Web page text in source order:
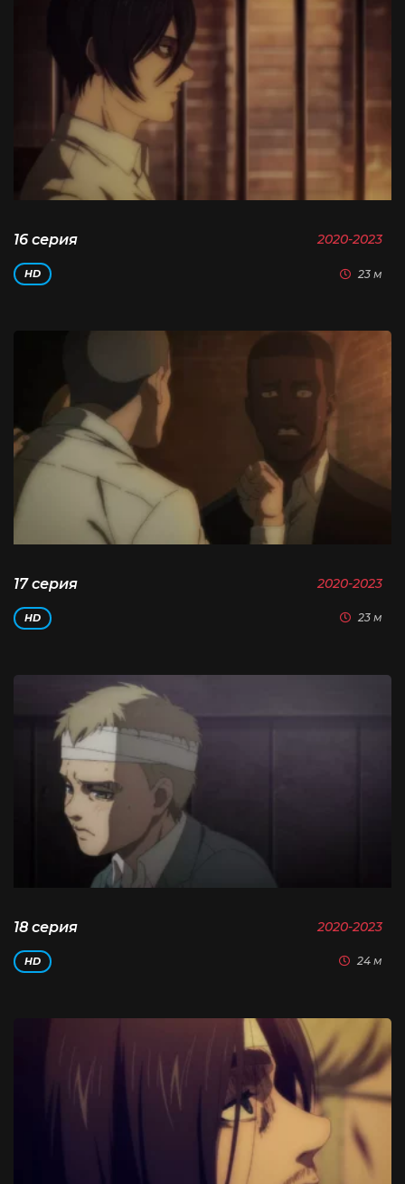
16 серия 2020-2023
HD 23 м
17 серия 2020-2023
HD 23 м
18 серия 2020-2023
HD 24 м